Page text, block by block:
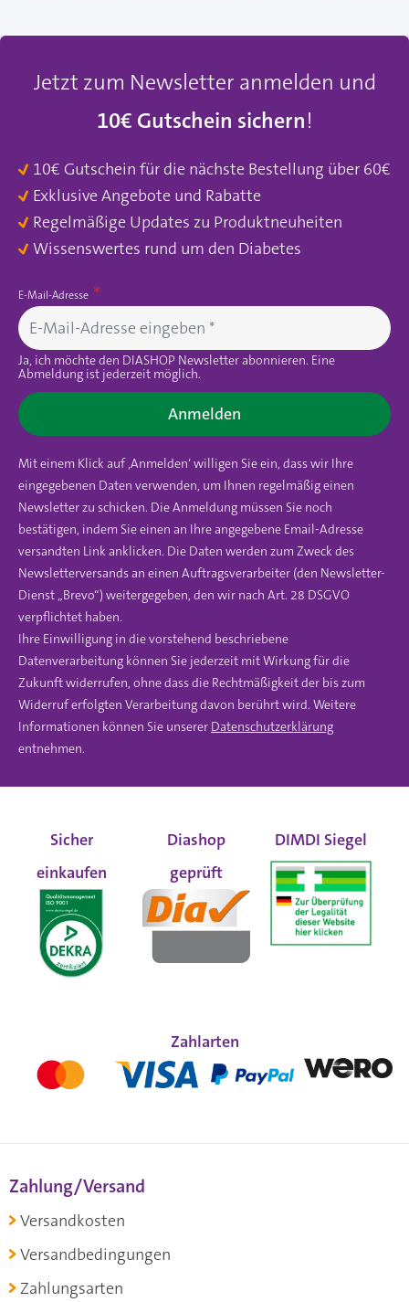
Jetzt zum Newsletter anmelden und
10€ Gutschein sichern!
10€ Gutschein für die nächste Bestellung über 60€
Exklusive Angebote und Rabatte
Regelmäßige Updates zu Produktneuheiten
Wissenswertes rund um den Diabetes
E-Mail-Adresse
Ja, ich möchte den DIASHOP Newsletter abonnieren. Eine
Abmeldung ist jederzeit möglich.
Anmelden
Mit einem Klick auf ‚Anmelden‘ willigen Sie ein, dass wir Ihre
eingegebenen Daten verwenden, um Ihnen regelmäßig einen
Newsletter zu schicken. Die Anmeldung müssen Sie noch
bestätigen, indem Sie einen an Ihre angegebene Email-Adresse
versandten Link anklicken. Die Daten werden zum Zweck des
Newsletterversands an einen Auftragsverarbeiter (den Newsletter-
Dienst „Brevo“) weitergegeben, den wir nach Art. 28 DSGVO
verpflichtet haben.
Ihre Einwilligung in die vorstehend beschriebene
Datenverarbeitung können Sie jederzeit mit Wirkung für die
Zukunft widerrufen, ohne dass die Rechtmäßigkeit der bis zum
Widerruf erfolgten Verarbeitung davon berührt wird. Weitere
Informationen können Sie unserer Datenschutzerklärung
entnehmen.
Sicher
einkaufen
Diashop
geprüft
DIMDI Siegel
Zahlarten
Zahlung/Versand
Versandkosten
Versandbedingungen
Zahlungsarten